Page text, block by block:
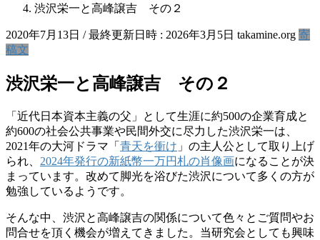
渋沢栄一と高峰譲吉 その２
2020年7月13日 / 最終更新日時 : 2026年3月5日 takamine.org 寄
稿文
渋沢栄一と高峰譲吉 その２
「近代日本資本主義の父」として生涯に約500の企業育成と
約600の社会公共事業や民間外交に尽力した渋沢栄一は、
2021年の大河ドラマ「 青天を衝け 」の主人公として取り上げ
られ、 2024年発行の新紙幣一万円札の肖像画になることが決
まっています。改めて脚光を浴びた渋沢について多くの方が
勉強しているようです。
そんな中、渋沢と高峰譲吉の関係について色々とご質問やお
問合せを頂く機会が増えてきました。当研究会としても興味